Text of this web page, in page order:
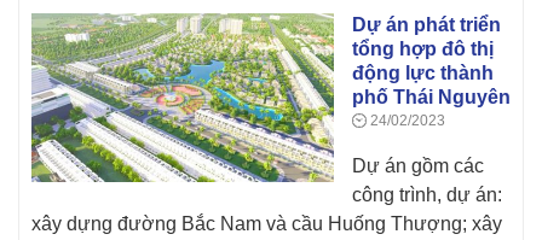
Dự án phát triển
tổng hợp đô thị
động lực thành
phố Thái Nguyên
24/02/2023
Dự án gồm các
công trình, dự án:
xây dựng đường Bắc Nam và cầu Huống Thượng; xây